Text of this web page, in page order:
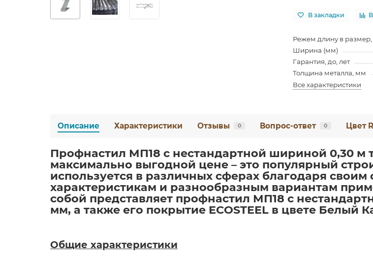
В закладки
Режем длину в размер,
Ширина (мм)
Гарантия, до, лет
Толщина металла, мм
Все характеристики
Описание Характеристики Отзывы 0 Вопрос-ответ 0 Цвет
Профнастил МП18 с нестандартной шириной 0,30 м
максимально выгодной цене – это популярный
используется в различных сферах благодаря
характеристикам и разнообразным вариантам
собой представляет профнастил МП18 с
мм, а также его покрытие ECOSTEEL в цвете Белый
Общие характеристики